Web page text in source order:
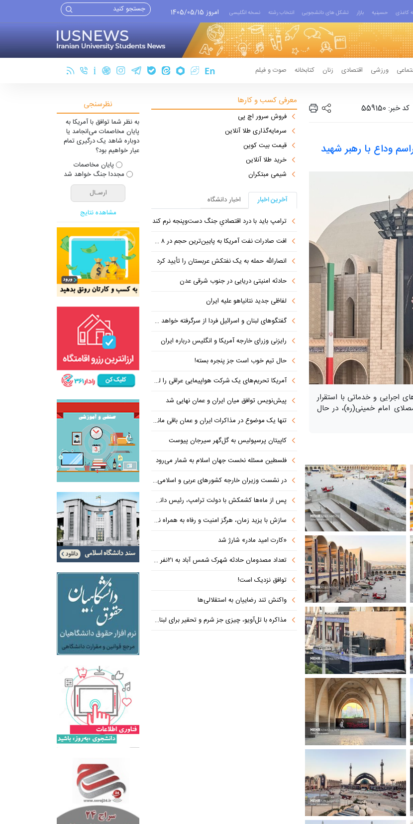
کاغذی حسینیه بازار تشکل های دانشجویی انتخاب رشته نسخه انگلیسی امروز 1405/05/15
ورزشی اقتصادی زنان کتابخانه صوت و فیلم
کد خبر: 559150
وداع با رهبر شهید
اجرایی و خدماتی با استقرار
امام خمینی(ره)، در حال
معرفی کسب و کارها
فروش سرور اچ پی
سرمایه‌گذاری طلا آنلاین
قیمت بیت کوین
خرید طلا آنلاین
شیمی مبتکران
آخرین اخبار
اخبار دانشگاه
ترامپ باید با درد اقتصادیِ جنگ دست‌و‌پنجه نرم کند
افت صادرات نفت آمریکا به پایین‌ترین حجم در ۸ ماه اخیر
انصارالله حمله به یک نفتکش عربستان را تأیید کرد
حادثه امنیتی دریایی در جنوب شرقی عدن
لفاظی جدید نتانیاهو علیه ایران
گفتگوهای لبنان و اسرائیل فردا از سرگرفته خواهد شد!
رایزنی وزرای خارجه آمریکا و انگلیس درباره ایران
حال تیم خوب است جز پنجره بسته!
آمریکا تحریم‌های یک شرکت هواپیمایی عراقی را لغو کرد
پیش‌نویس توافق میان ایران و عمان نهایی شد
تنها یک موضوع در مذاکرات ایران و عمان باقی مانده است
کاپیتان پرسپولیس به گل‌گهر سیرجان پیوست
فلسطین مسئله نخست جهان اسلام به شمار می‌رود
در نشست وزیران خارجه کشورهای عربی و اسلامی در امان چه گذشت؟
پس از ماه‌ها کشمکش با دولت ترامپ، رئیس دانشگاه براون کنار می‌رود
سازش با یزید زمان، هرگز امنیت و رفاه به همراه نداشته است
«کارت امید مادر» شارژ شد
تعداد مصدومان حادثه شهرک شمس آباد به ۲۱نفر رسید
توافق نزدیک است!
واکنش تند رضاییان به استقلالی‌ها
مذاکره با تل‌آویو، چیزی جز شرم و تحقیر برای لبنان ندارد
نظرسنجی
به نظر شما توافق با آمریکا به
پایان مخاصمات می‌انجامد یا
دوباره شاهد یک درگیری تمام
عیار خواهیم بود؟
پایان مخاصمات
مجددا جنگ خواهد شد
مشاهده نتایج